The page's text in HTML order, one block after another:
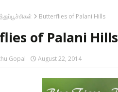
Butterflies of Palani Hills
of Palani Hills
Gopal August 22, 2014